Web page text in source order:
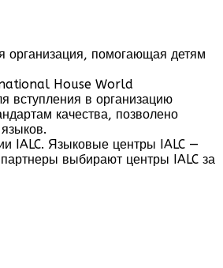
организация, помогающая детям
House World
в организацию
качества, позволено
IALC. Языковые центры IALC —
выбирают центры IALC за